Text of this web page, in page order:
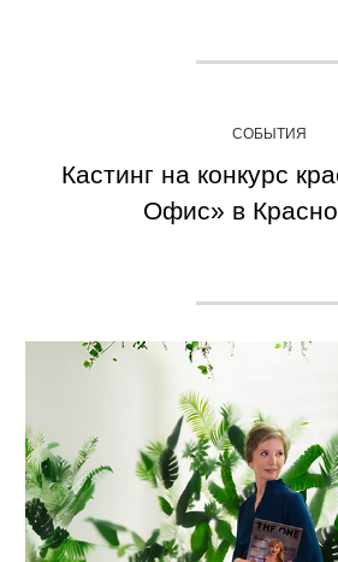
СОБЫТИЯ
Кастинг на конкурс
Офис» в